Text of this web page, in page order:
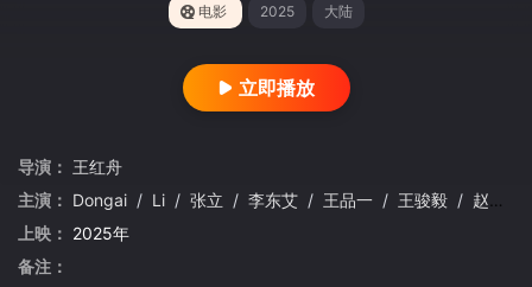
电影 2025 大陆
立即播放
导演： 王红舟
主演： Dongai / Li / 张立 / 李东艾 / 王品一 / 王骏毅 / 赵亮
上映： 2025年
备注：